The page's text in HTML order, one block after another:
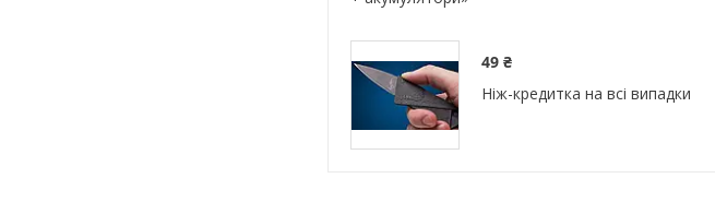
49 ₴
Ніж-кредитка на всі випадки